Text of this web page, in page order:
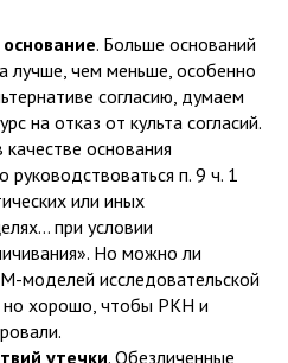
. Больше оснований
лучше, чем меньше, особенно
согласию, думаем
на отказ от культа согласий.
основания
п. 9 ч. 1
или иных
при условии
Но можно ли
моделей исследовательской
но хорошо, чтобы РКН и
утечки. Обезличенные